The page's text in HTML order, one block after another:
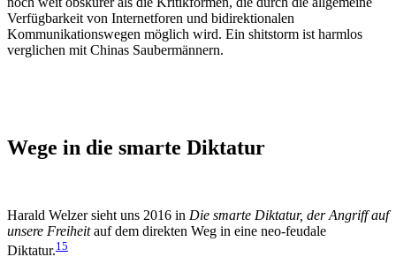
Verfügbarkeit von Internetforen und bidirektionalen
Kommunikationswegen möglich wird. Ein shitstorm ist harmlos
verglichen mit Chinas Saubermännern.
Wege in die smarte Diktatur
Harald Welzer sieht uns 2016 in Die smarte Diktatur, der Angriff auf
unsere Freiheitauf dem direkten Weg in eine neo-feudale
Diktatur.15